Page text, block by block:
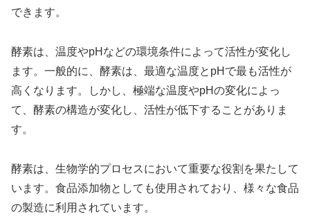
できます。
酵素は、温度やpHなどの環境条件によって活性が変化し
ます。一般的に、酵素は、最適な温度とpHで最も活性が
高くなります。しかし、極端な温度やpHの変化によっ
て、酵素の構造が変化し、活性が低下することがありま
す。
酵素は、生物学的プロセスにおいて重要な役割を果たして
います。食品添加物としても使用されており、様々な食品
の製造に利用されています。